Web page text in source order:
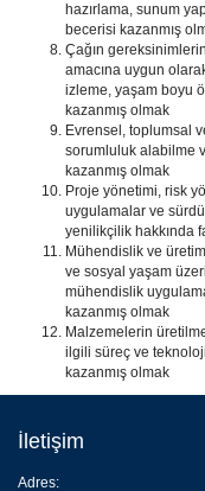
hazırlama, sunum
becerisi kazanmış
Çağın
amacına uygun
izleme, yaşam boyu
kazanmış olmak
Evrensel, toplumsal
sorumluluk alabilme
kazanmış olmak
Proje yönetimi, risk
uygulamalar ve
yenilikçilik hakkında
Mühendislik ve
ve sosyal yaşam
mühendislik
kazanmış olmak
Malzemelerin
ilgili süreç ve
kazanmış olmak
İletişim
Adres: